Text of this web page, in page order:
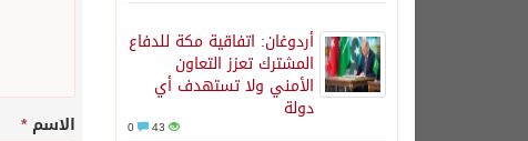
أردوغان: اتفاقية مكة للدفاع
المشترك تعزز التعاون
الأمني ولا تستهدف أي
دولة
43 الاسم*